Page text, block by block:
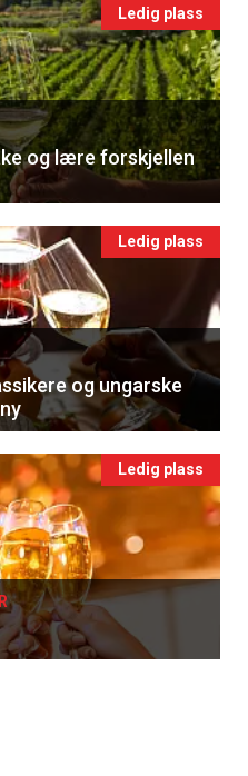
Ledig plass
og lære forskjellen
Ledig plass
og ungarske
Ledig plass